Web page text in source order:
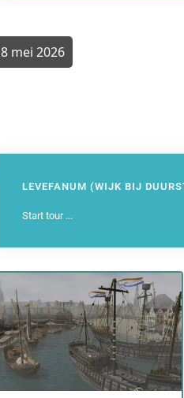
8 mei 2026
LEVEFANUM (WIJK BIJ
Start tour ...